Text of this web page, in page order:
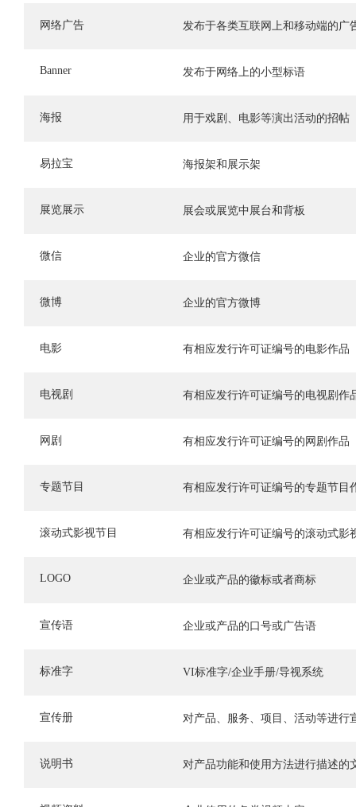
网络广告 发布于各类互联网上和移动端的广
Banner 发布于网络上的小型标语
海报 用于戏剧、电影等演出活动的招帖
易拉宝 海报架和展示架
展览展示 展会或展览中展台和背板
微信 企业的官方微信
微博 企业的官方微博
电影 有相应发行许可证编号的电影作品
电视剧 有相应发行许可证编号的电视剧作
网剧 有相应发行许可证编号的网剧作品
专题节目 有相应发行许可证编号的专题节目
滚动式影视节目 有相应发行许可证编号的滚动式影
LOGO 企业或产品的徽标或者商标
宣传语 企业或产品的口号或广告语
标准字 VI标准字/企业手册/导视系统
宣传册 对产品、服务、项目、活动等进行
说明书 对产品功能和使用方法进行描述的